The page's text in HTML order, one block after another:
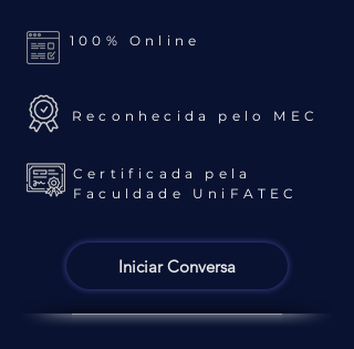
100% Online
Reconhecida pelo MEC
Certificada pela
Faculdade UniFATEC
Iniciar Conversa